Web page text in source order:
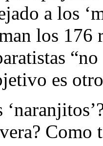
a los
los 176
es